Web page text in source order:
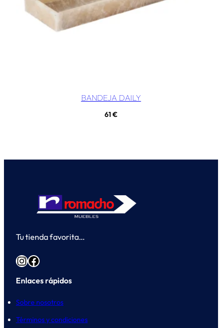
BANDEJA DAILY
61€
Tu tienda favorita…
InstagramFacebook
Enlaces rápidos
Sobre nosotros
Términos y condiciones